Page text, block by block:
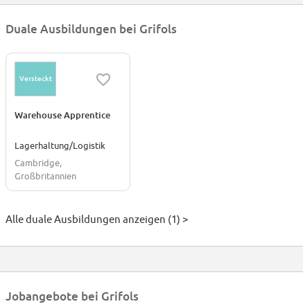
Duale Ausbildungen bei Grifols
Versteckt
Warehouse Apprentice
Lagerhaltung/Logistik
Cambridge,
Großbritannien
Alle duale Ausbildungen anzeigen (1) >
Jobangebote bei Grifols